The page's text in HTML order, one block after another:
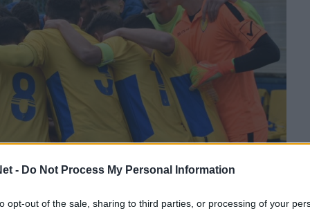
- Do Not Process My Personal Information
opt-out of the sale, sharing to third parties, or processing of your